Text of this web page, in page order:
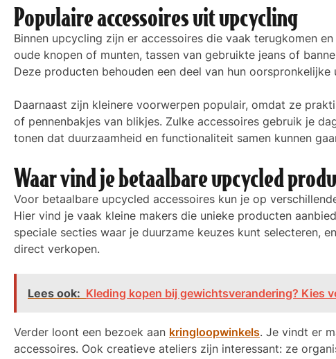
Populaire accessoires uit upcycling
Binnen upcycling zijn er accessoires die vaak terugkomen
oude knopen of munten, tassen van gebruikte jeans of
Deze producten behouden een deel van hun
Daarnaast zijn kleinere voorwerpen populair, omdat ze
of pennenbakjes van blikjes. Zulke accessoires gebruik je
tonen dat duurzaamheid en functionaliteit samen kunnen
Waar vind je betaalbare upcycled
Voor betaalbare upcycled accessoires kun je op
Hier vind je vaak kleine makers die unieke producten
speciale secties waar je duurzame keuzes kunt selecteren,
direct verkopen.
Lees ook: Kleding kopen bij gewichtsverandering? Kies
Verder loont een bezoek aan kringloopwinkels. Je vindt er
accessoires. Ook creatieve ateliers zijn interessant: ze